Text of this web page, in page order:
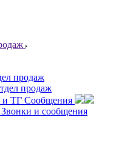
продаж
продаж
и ТГ Сообщения
Звонки и сообщения